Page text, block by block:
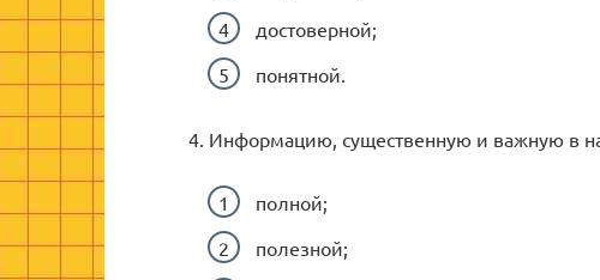
достоверной;
понятной.
4. Информацию, существенную и важную в
полной;
полезной;